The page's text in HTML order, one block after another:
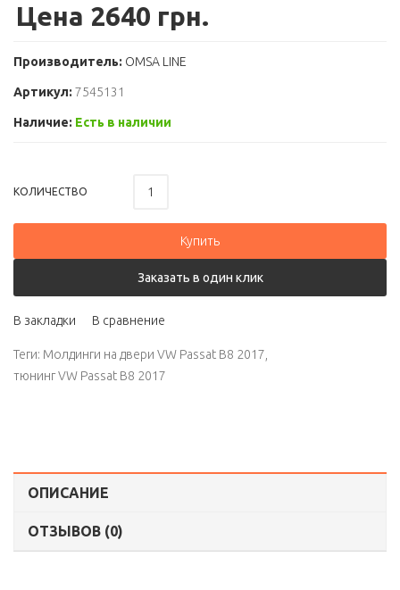
Цена 2640 грн.
Производитель: OMSA LINE
Артикул: 7545131
Наличие: Есть в наличии
КОЛИЧЕСТВО
Купить
Заказать в один клик
В закладки В сравнение
Теги: Молдинги на двери VW Passat B8 2017
тюнинг VW Passat B8 2017
ОПИСАНИЕ
ОТЗЫВОВ (0)